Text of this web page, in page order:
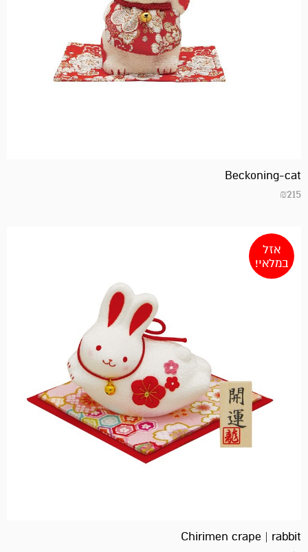
Beckoning-cat
₪215
אזל
במלאי!
Chirimen crape | rabbit